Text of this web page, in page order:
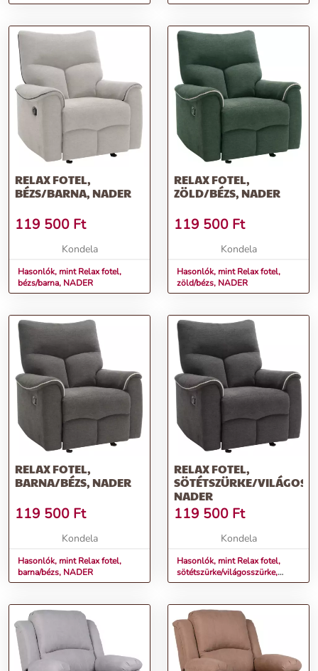
RELAX FOTEL,
BÉZS/BARNA, NADER
119 500 Ft
Kondela
Hasonlók, mint Relax fotel,
bézs/barna, NADER
RELAX FOTEL,
ZÖLD/BÉZS, NADER
119 500 Ft
Kondela
Hasonlók, mint Relax fotel,
zöld/bézs, NADER
RELAX FOTEL,
BARNA/BÉZS, NADER
119 500 Ft
Kondela
Hasonlók, mint Relax fotel,
barna/bézs, NADER
RELAX FOTEL,
SÖTÉTSZÜRKE/
NADER
119 500 Ft
Kondela
Hasonlók, mint Relax fotel,
sötétszürke/világosszürke,
NADER